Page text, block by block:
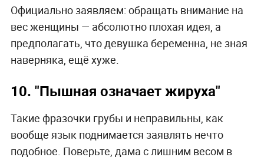
Официально заявляем: обращать внимание на
вес женщины — абсолютно плохая идея, а
предполагать, что девушка беременна, не зная
наверняка, ещё хуже.
10. "Пышная означает жируха"
Такие фразочки грубы и неправильны, как
вообще язык поднимается заявлять нечто
подобное. Поверьте, дама с лишним весом в